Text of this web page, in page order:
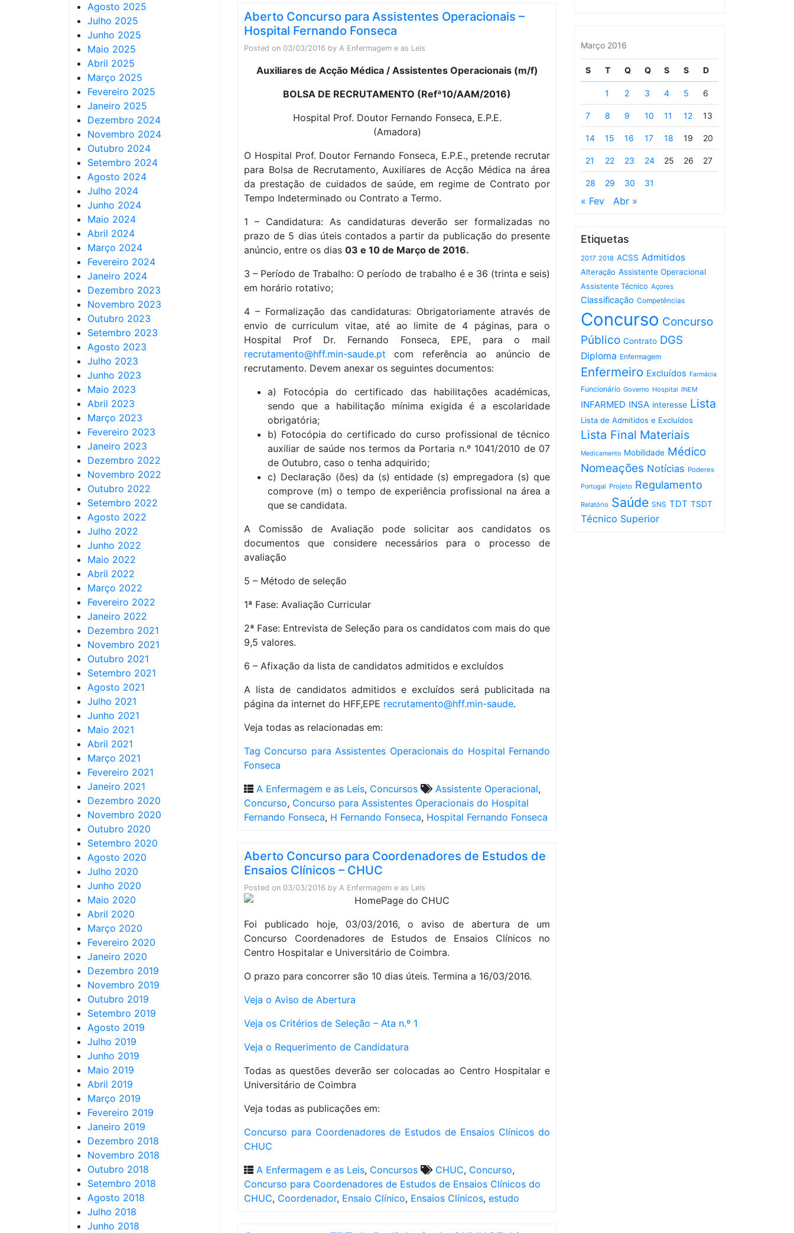
Agosto 2025
Julho 2025
Junho 2025
Maio 2025
Abril 2025
Março 2025
Fevereiro 2025
Janeiro 2025
Dezembro 2024
Novembro 2024
Outubro 2024
Setembro 2024
Agosto 2024
Julho 2024
Junho 2024
Maio 2024
Abril 2024
Março 2024
Fevereiro 2024
Janeiro 2024
Dezembro 2023
Novembro 2023
Outubro 2023
Setembro 2023
Agosto 2023
Julho 2023
Junho 2023
Maio 2023
Abril 2023
Março 2023
Fevereiro 2023
Janeiro 2023
Dezembro 2022
Novembro 2022
Outubro 2022
Setembro 2022
Agosto 2022
Julho 2022
Junho 2022
Maio 2022
Abril 2022
Março 2022
Fevereiro 2022
Janeiro 2022
Dezembro 2021
Novembro 2021
Outubro 2021
Setembro 2021
Agosto 2021
Julho 2021
Junho 2021
Maio 2021
Abril 2021
Março 2021
Fevereiro 2021
Janeiro 2021
Dezembro 2020
Novembro 2020
Outubro 2020
Setembro 2020
Agosto 2020
Julho 2020
Junho 2020
Maio 2020
Abril 2020
Março 2020
Fevereiro 2020
Janeiro 2020
Dezembro 2019
Novembro 2019
Outubro 2019
Setembro 2019
Agosto 2019
Julho 2019
Junho 2019
Maio 2019
Abril 2019
Março 2019
Fevereiro 2019
Janeiro 2019
Dezembro 2018
Novembro 2018
Outubro 2018
Setembro 2018
Agosto 2018
Julho 2018
Junho 2018
Aberto Concurso para Assistentes Operacionais –
Hospital Fernando Fonseca
Posted on 03/03/2016 by A Enfermagem e as Leis
Auxiliares de Acção Médica / Assistentes Operacionais (m/f)
BOLSA DE RECRUTAMENTO (Refª10/AAM/2016)
Hospital Prof. Doutor Fernando Fonseca, E.P.E.
(Amadora)
O Hospital Prof. Doutor Fernando Fonseca, E.P.E., pretende recrutar
para Bolsa de Recrutamento, Auxiliares de Acção Médica na área
da prestação de cuidados de saúde, em regime de Contrato por
Tempo Indeterminado ou Contrato a Termo.
1 – Candidatura: As candidaturas deverão ser formalizadas no
prazo de 5 dias úteis contados a partir da publicação do presente
anúncio, entre os dias 03 e 10 de Março de 2016.
3 – Período de Trabalho: O período de trabalho é e 36 (trinta e seis)
em horário rotativo;
4 – Formalização das candidaturas: Obrigatoriamente através de
envio de curriculum vitae, até ao limite de 4 páginas, para o
Hospital Prof Dr. Fernando Fonseca, EPE, para o mail
recrutamento@hff.min-saude.pt com referência ao anúncio de
recrutamento. Devem anexar os seguintes documentos:
a) Fotocópia do certificado das habilitações académicas,
sendo que a habilitação mínima exigida é a escolaridade
obrigatória;
b) Fotocópia do certificado do curso profissional de técnico
auxiliar de saúde nos termos da Portaria n.º 1041/2010 de 07
de Outubro, caso o tenha adquirido;
c) Declaração (ões) da (s) entidade (s) empregadora (s) que
comprove (m) o tempo de experiência profissional na área a
que se candidata.
A Comissão de Avaliação pode solicitar aos candidatos os
documentos que considere necessários para o processo de
avaliação
5 – Método de seleção
1ª Fase: Avaliação Curricular
2ª Fase: Entrevista de Seleção para os candidatos com mais do que
9,5 valores.
6 – Afixação da lista de candidatos admitidos e excluídos
A lista de candidatos admitidos e excluídos será publicitada na
página da internet do HFF,EPE recrutamento@hff.min-saude.
Veja todas as relacionadas em:
Tag Concurso para Assistentes Operacionais do Hospital Fernando
Fonseca
A Enfermagem e as Leis, Concursos Assistente Operacional,
Concurso, Concurso para Assistentes Operacionais do Hospital
Fernando Fonseca, H Fernando Fonseca, Hospital Fernando Fonseca
Aberto Concurso para Coordenadores de Estudos de
Ensaios Clínicos – CHUC
Posted on 03/03/2016 by A Enfermagem e as Leis
Foi publicado hoje, 03/03/2016, o aviso de abertura de um
Concurso Coordenadores de Estudos de Ensaios Clínicos no
Centro Hospitalar e Universitário de Coimbra.
O prazo para concorrer são 10 dias úteis. Termina a 16/03/2016.
Veja o Aviso de Abertura
Veja os Critérios de Seleção – Ata n.º 1
Veja o Requerimento de Candidatura
Todas as questões deverão ser colocadas ao Centro Hospitalar e
Universitário de Coimbra
Veja todas as publicações em:
Concurso para Coordenadores de Estudos de Ensaios Clínicos do
CHUC
A Enfermagem e as Leis, Concursos CHUC, Concurso,
Concurso para Coordenadores de Estudos de Ensaios Clínicos do
CHUC, Coordenador, Ensaio Clínico, Ensaios Clínicos, estudo
Março 2016
S T Q Q S S D
1 2 3 4 5 6
7 8 9 10 11 12 13
14 15 16 17 18 19 20
21 22 23 24 25 26 27
28 29 30 31
« Fev Abr »
Etiquetas
2017 2018 ACSS Admitidos
Alteração Assistente Operacional
Assistente Técnico Açores
Classificação Competências
Concurso Concurso
Público Contrato DGS
Diploma Enfermagem
Enfermeiro Excluídos Farmácia
Funcionário Governo Hospital INEM
INFARMED INSA interesse Lista
Lista de Admitidos e Excluídos
Lista Final Materiais
Medicamento Mobilidade Médico
Nomeações Notícias Poderes
Portugal Projeto Regulamento
Relatório Saúde SNS TDT TSDT
Técnico Superior